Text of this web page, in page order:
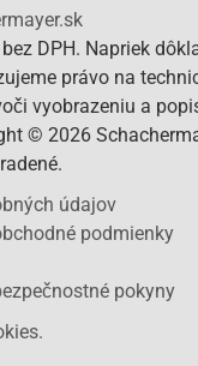
DPH. Napriek
právo na
vyobrazeniu a
© 2026
údajov
podmienky
pokyny